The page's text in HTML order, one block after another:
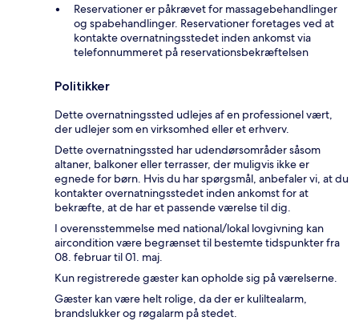
Reservationer er påkrævet for massagebehandlinger
og spabehandlinger. Reservationer foretages ved at
kontakte overnatningsstedet inden ankomst via
telefonnummeret på reservationsbekræftelsen
Politikker
Dette overnatningssted udlejes af en professionel vært,
der udlejer som en virksomhed eller et erhverv.
Dette overnatningssted har udendørsområder såsom
altaner, balkoner eller terrasser, der muligvis ikke er
egnede for børn. Hvis du har spørgsmål, anbefaler vi, at du
kontakter overnatningsstedet inden ankomst for at
bekræfte, at de har et passende værelse til dig.
I overensstemmelse med national/lokal lovgivning kan
aircondition være begrænset til bestemte tidspunkter fra
08. februar til 01. maj.
Kun registrerede gæster kan opholde sig på værelserne.
Gæster kan være helt rolige, da der er kuliltealarm,
brandslukker og røgalarm på stedet.